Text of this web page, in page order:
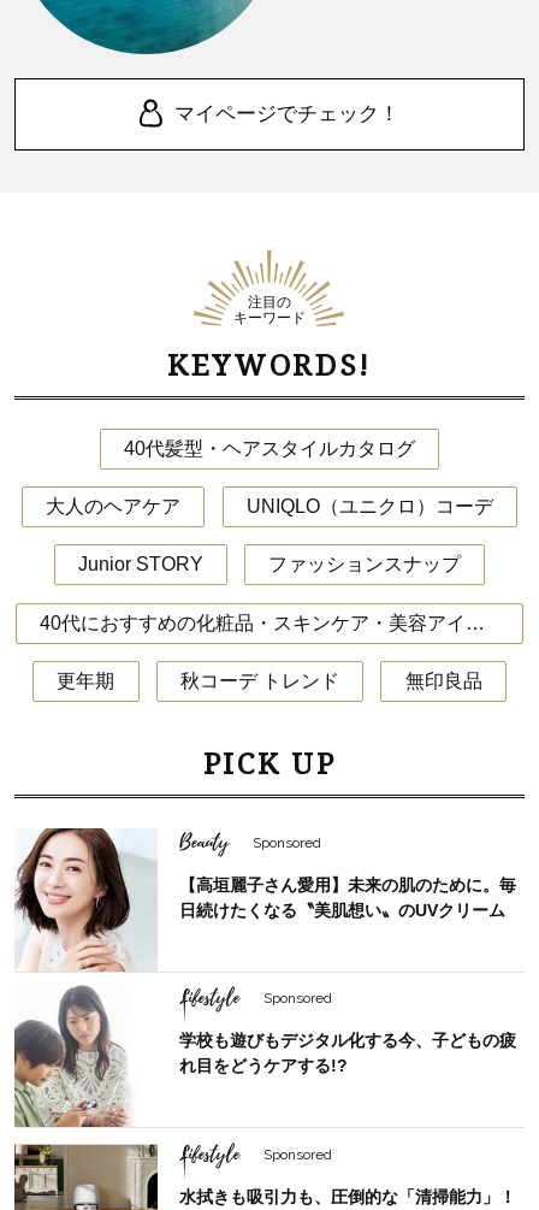
マイページでチェック！
注目の
キーワード
KEYWORDS!
40代髪型・ヘアスタイルカタログ
大人のヘアケア UNIQLO（ユニクロ）コーデ
Junior STORY ファッションスナップ
40代におすすめの化粧品・スキンケア・美容アイテム
更年期 秋コーデ トレンド 無印良品
PICK UP
Beauty Sponsored
【高垣麗子さん愛用】未来の肌のために。毎
日続けたくなる〝美肌想い〟のUVクリーム
Lifestyle Sponsored
学校も遊びもデジタル化する今、子どもの疲
れ目をどうケアする!?
Lifestyle Sponsored
水拭きも吸引力も、圧倒的な「清掃能力」！